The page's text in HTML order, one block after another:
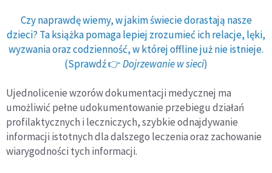
Czy naprawdę wiemy, w jakim świecie dorastają nasze
dzieci? Ta książka pomaga lepiej zrozumieć ich relacje, lęki,
wyzwania oraz codzienność, w której offline już nie istnieje.
(Sprawdź 👉Dojrzewanie w sieci)
Ujednolicenie wzorów dokumentacji medycznej ma
umożliwić pełne udokumentowanie przebiegu działań
profilaktycznych i leczniczych, szybkie odnajdywanie
informacji istotnych dla dalszego leczenia oraz zachowanie
wiarygodności tych informacji.